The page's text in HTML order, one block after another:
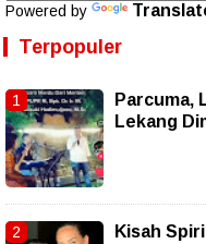
Powered by
Terpopuler
Parcuma,
Lekang
Kisah